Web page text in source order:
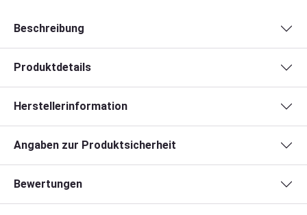
Beschreibung
Produktdetails
Herstellerinformation
Angaben zur Produktsicherheit
Bewertungen